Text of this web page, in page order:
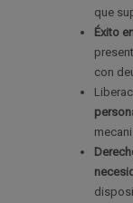
que
Éxito
con